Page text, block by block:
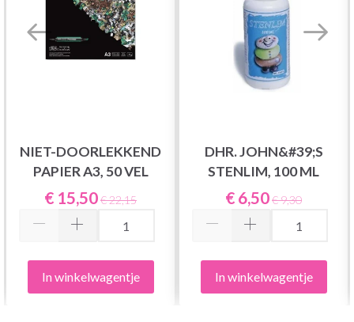
NIET-DOORLEKKEND
PAPIER A3, 50 VEL
€ 15,50€ 22,15
In winkelwagentje
DHR. JOHN&#39;S
STENLIM, 100 ML
€ 6,50€ 9,30
In winkelwagentje